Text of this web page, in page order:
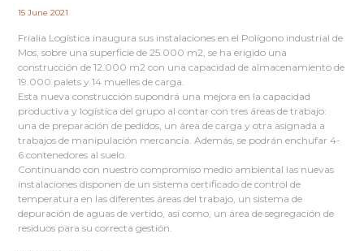
15 June 2021
Frialia Logística inaugura sus instalaciones en el Polígono industrial de
Mos, sobre una superficie de 25.000 m2, se ha erigido una
construcción de 12.000 m2 con una capacidad de almacenamiento de
19.000 palets y 14 muelles de carga.
Esta nueva construcción supondrá una mejora en la capacidad
productiva y logística del grupo al contar con tres áreas de trabajo:
una de preparación de pedidos, un área de carga y otra asignada a
trabajos de manipulación mercancía. Además, se podrán enchufar 4-
6 contenedores al suelo.
Continuando con nuestro compromiso medio ambiental las nuevas
instalaciones disponen de un sistema certificado de control de
temperatura en las diferentes áreas del trabajo, un sistema de
depuración de aguas de vertido, así como, un área de segregación de
residuos para su correcta gestión.